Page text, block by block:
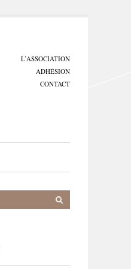
L’ASSOCIATION
ADHÉSION
CONTACT